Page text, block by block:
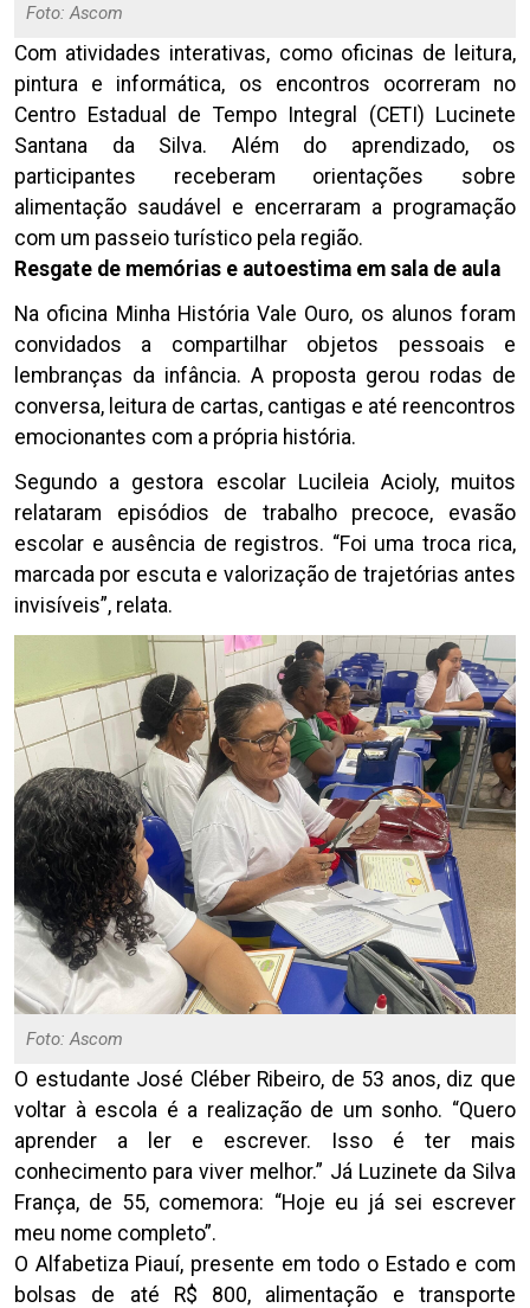
Foto: Ascom
Com atividades interativas, como oficinas de leitura,
pintura e informática, os encontros ocorreram no
Centro Estadual de Tempo Integral (CETI) Lucinete
Santana da Silva. Além do aprendizado, os
participantes receberam orientações sobre
alimentação saudável e encerraram a programação
com um passeio turístico pela região.
Resgate de memórias e autoestima em sala de aula
Na oficina Minha História Vale Ouro, os alunos foram
convidados a compartilhar objetos pessoais e
lembranças da infância. A proposta gerou rodas de
conversa, leitura de cartas, cantigas e até reencontros
emocionantes com a própria história.
Segundo a gestora escolar Lucileia Acioly, muitos
relataram episódios de trabalho precoce, evasão
escolar e ausência de registros. “Foi uma troca rica,
marcada por escuta e valorização de trajetórias antes
invisíveis”, relata.
Foto: Ascom
O estudante José Cléber Ribeiro, de 53 anos, diz que
voltar à escola é a realização de um sonho. “Quero
aprender a ler e escrever. Isso é ter mais
conhecimento para viver melhor.” Já Luzinete da Silva
França, de 55, comemora: “Hoje eu já sei escrever
meu nome completo”.
O Alfabetiza Piauí, presente em todo o Estado e com
bolsas de até R$ 800, alimentação e transporte